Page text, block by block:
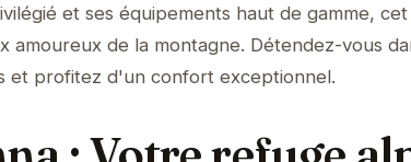
et ses équipements haut de gamme,
amoureux de la montagne. Détendez-vous
et profitez d'un confort exceptionnel.